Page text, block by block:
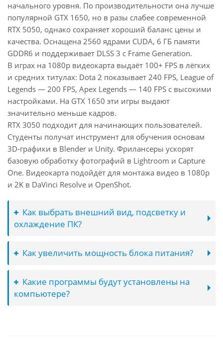
начального уровня. По производительности она лучше
популярной GTX 1650, но в разы слабее современной
RTX 5050, однако сохраняет хороший баланс цены и
качества. Оснащена 2560 ядрами CUDA, 6 ГБ памяти
GDDR6 и поддерживает DLSS 3 с Frame Generation.
В играх на 1080p видеокарта выдаёт 100+ FPS в лёгких
и средних титулах: Dota 2 показывает 240 FPS, League of
Legends — 200 FPS, Apex Legends — 140 FPS с высокими
настройками. На GTX 1650 эти игры выдают
значительно меньше кадров.
RTX 3050 подходит для начинающих пользователей.
Студенты получат инструмент для обучения основам
3D-графики в Blender и Unity. Фрилансеры ускорят
базовую обработку фотографий в Lightroom и Capture
One. Видеокарта подойдёт для монтажа видео в 1080p
и 2K в DaVinci Resolve и OpenShot.
Как выбрать внешний вид, подсветку и
охлаждение ПК?
Как увеличить мощность блока питания?
Какие программы будут установлены на
компьютере?